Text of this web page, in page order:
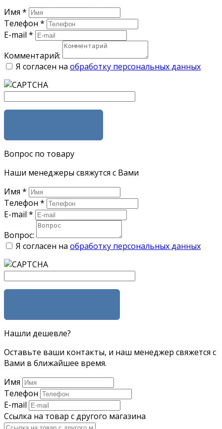
Имя *
Телефон *
E-mail *
Комментарий:
Я согласен на обработку персональных данных
Вопрос по товару
Наши менеджеры свяжутся с Вами
Имя *
Телефон *
E-mail *
Вопрос:
Я согласен на обработку персональных данных
Нашли дешевле?
Оставьте ваши контакты, и наш менеджер свяжется с
Вами в ближайшее время.
Имя
Телефон
E-mail
Ссылка на товар с другого магазина